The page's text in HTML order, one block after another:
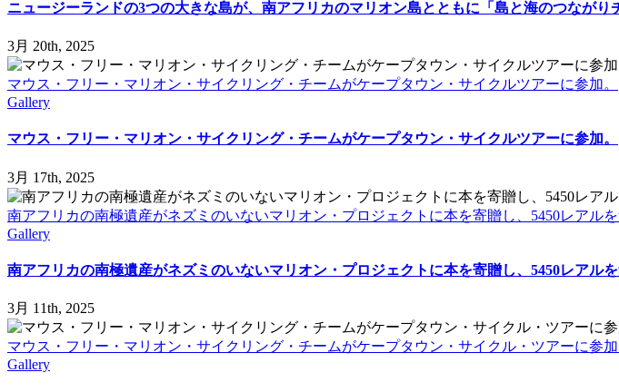
ニュージーランドの3つの大きな島が、南アフリカのマリオン島とともに「島と海のつながり
3月 20th, 2025
マウス・フリー・マリオン・サイクリング・チームがケープタウン・サイクルツアーに参加。
Gallery
マウス・フリー・マリオン・サイクリング・チームがケープタウン・サイクルツアーに参加。
3月 17th, 2025
南アフリカの南極遺産がネズミのいないマリオン・プロジェクトに本を寄贈し、5450レアル
Gallery
南アフリカの南極遺産がネズミのいないマリオン・プロジェクトに本を寄贈し、5450レアル
3月 11th, 2025
マウス・フリー・マリオン・サイクリング・チームがケープタウン・サイクル・ツアーに参
Gallery